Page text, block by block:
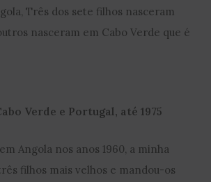
Três dos sete filhos nasceram
nasceram em Cabo Verde que é
Verde e Portugal, até 1975
Angola nos anos 1960, a minha
filhos mais velhos e mandou-os